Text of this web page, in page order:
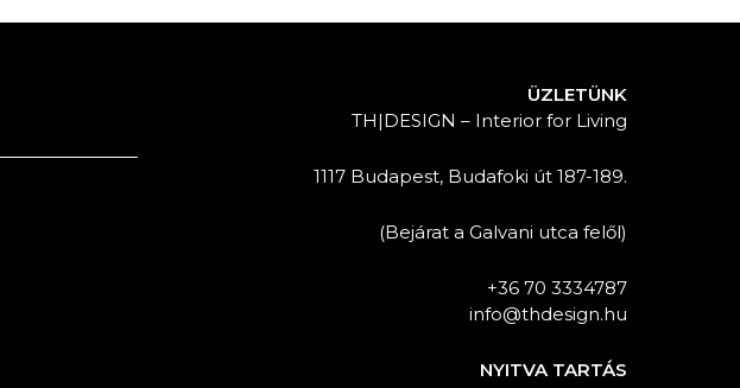
ÜZLETÜNK
TH|DESIGN – Interior for Living
1117 Budapest, Budafoki út 187-189.
(Bejárat a Galvani utca felől)
+36 70 3334787
info@thdesign.hu
NYITVA TARTÁS